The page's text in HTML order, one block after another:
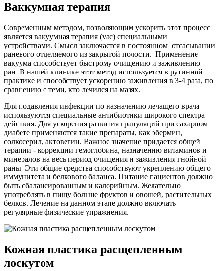
Ваккумная терапия
Современным методом, позволяющим ускорить этот процесс
является вакуумная терапия (vac) специальными
устройствами. Смысл заключается в постоянном отсасывании
раневого отделяемого из закрытой полости. Применение
вакуума способствует быстрому очищению и заживлению
ран. В нашей клинике этот метод используется в рутинной
практике и способствует ускорению заживления в 3-4 раза, по
сравнению с теми, кто лечился на мазях.
Для подавления инфекции по назначению лечащего врача
используются специальные антибиотики широкого спектра
действия. Для ускорения развития грануляций при сахарном
диабете применяются такие препараты, как эбермин,
солкосерил, актовегин. Важное значение придается общей
терапии - коррекции гемоглобина, назначению витаминов и
минералов на весь период очищения и заживления гнойной
раны. Эти общие средства способствуют укреплению общего
иммунитета и белкового баланса. Питание пациентов должно
быть сбалансированным и калорийным. Желательно
употреблять в пищу больше фруктов и овощей, растительных
белков. Лечение на данном этапе должно включать
регулярные физические упражнения.
Кожная пластика расщепленным
лоскутом